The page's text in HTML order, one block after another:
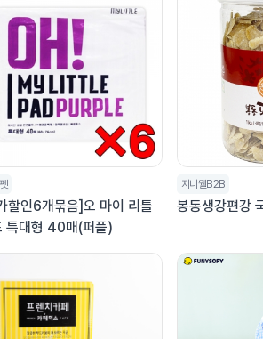
할인6개묶음]오 마이 리틀
특대형 40매(퍼플)
지니웰B2B
봉동생강편강